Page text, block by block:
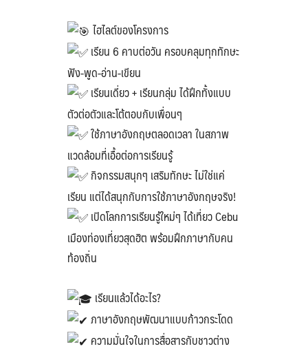
Search
ไฮไลต์ของโครงการ
เรียน 6 คาบต่อวัน ครอบคลุมทุกทักษะ
ฟัง-พูด-อ่าน-เขียน
เรียนเดี่ยว + เรียนกลุ่ม ได้ฝึกทั้งแบบ
ตัวต่อตัวและโต้ตอบกับเพื่อนๆ
ใช้ภาษาอังกฤษตลอดเวลา ในสภาพ
แวดล้อมที่เอื้อต่อการเรียนรู้
กิจกรรมสนุกๆ เสริมทักษะ ไม่ใช่แค่
เรียน แต่ได้สนุกกับการใช้ภาษาอังกฤษจริง!
เปิดโลกการเรียนรู้ใหม่ๆ ได้เที่ยว Cebu
เมืองท่องเที่ยวสุดฮิต พร้อมฝึกภาษากับคน
ท้องถิ่น
เรียนแล้วได้อะไร?
ภาษาอังกฤษพัฒนาแบบก้าวกระโดด
ความมั่นใจในการสื่อสารกับชาวต่าง